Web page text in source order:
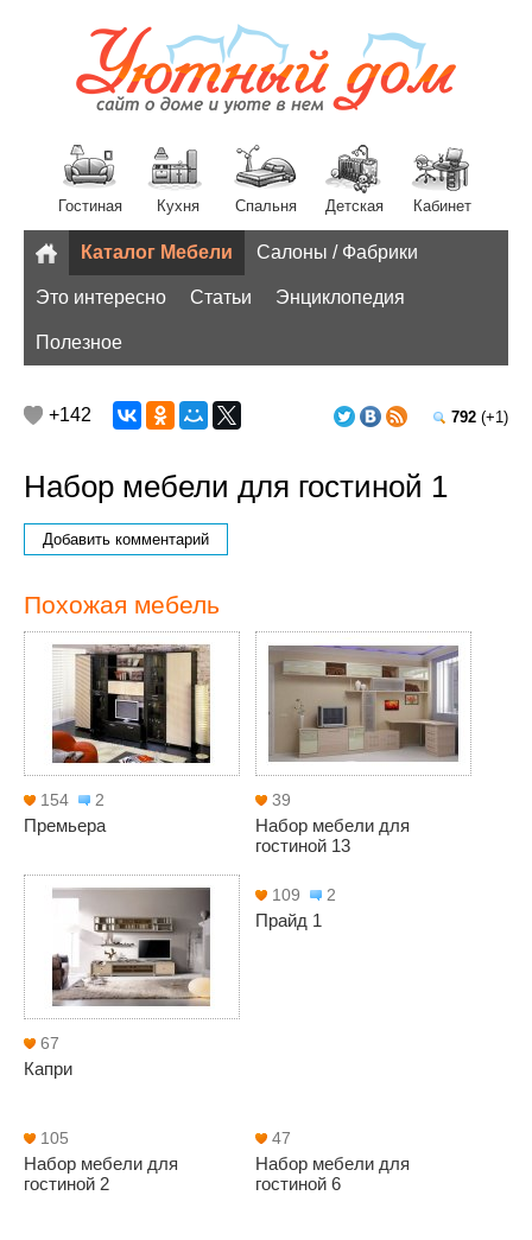
Гостиная Кухня Спальня Детская Кабинет
Разное
Каталог Мебели Салоны / Фабрики
Это интересно Статьи Энциклопедия
Полезное
792 (+1)
+142
Набор мебели для гостиной 1
Добавить комментарий
Похожая мебель
154 2
Премьера
39
Набор мебели для
гостиной 13
67
Капри
109 2
Прайд 1
105
Набор мебели для
гостиной 2
47
Набор мебели для
гостиной 6